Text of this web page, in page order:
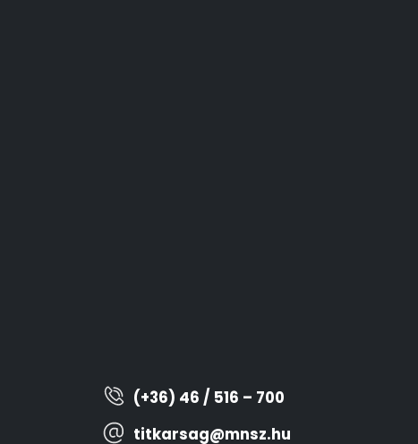
(+36) 46 / 516 – 700
titkarsag@mnsz.hu